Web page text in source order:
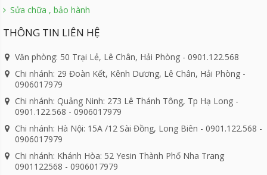
Sửa chữa , bảo hành
THÔNG TIN LIÊN HỆ
Văn phòng: 50 Trại Lẻ, Lê Chân, Hải Phòng - 0901.122.568
Chi nhánh: 29 Đoàn Kết, Kênh Dương, Lê Chân, Hải Phòng -
0906017979
Chi nhánh: Quảng Ninh: 273 Lê Thánh Tông, Tp Hạ Long -
0901.122.568 - 0906017979
Chi nhánh: Hà Nội: 15A /12 Sài Đồng, Long Biên - 0901.122.568 -
0906017979
Chi nhánh: Khánh Hòa: 52 Yesin Thành Phố Nha Trang
0901122568 - 0906017979